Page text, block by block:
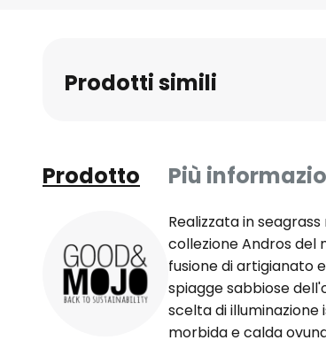
Prodotti simili
Prodotto Più
Realizzata in
collezione Andros del
fusione di artigianato
spiagge sabbiose
scelta di illuminazione
morbida e calda